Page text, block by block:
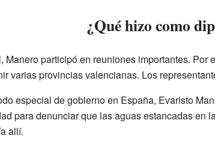
¿Qué hizo como
Manero participó en reuniones importantes. Por
varias provincias valencianas. Los
especial de gobierno en España, Evaristo
para denunciar que las aguas estancadas en
allí.